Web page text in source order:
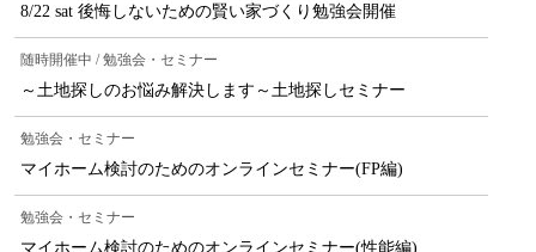
8/22 sat 後悔しないための賢い家づくり勉強会開催
随時開催中 / 勉強会・セミナー
～土地探しのお悩み解決します～土地探しセミナー
勉強会・セミナー
マイホーム検討のためのオンラインセミナー(FP編)
勉強会・セミナー
マイホーム検討のためのオンラインセミナー(性能編)